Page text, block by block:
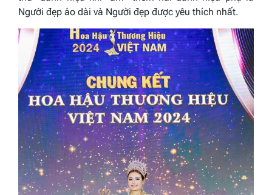
Người đẹp áo dài và Người đẹp được yêu thích nhất.